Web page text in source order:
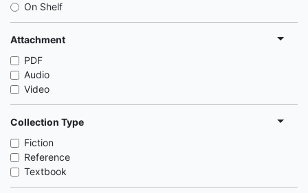
On Shelf
Attachment
PDF
Audio
Video
Collection Type
Fiction
Reference
Textbook